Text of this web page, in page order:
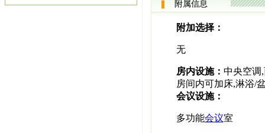
附属信息
附加选择：
无
房内设施： 中央空调
房间内可加床,淋浴/
会议设施：
多功能会议室